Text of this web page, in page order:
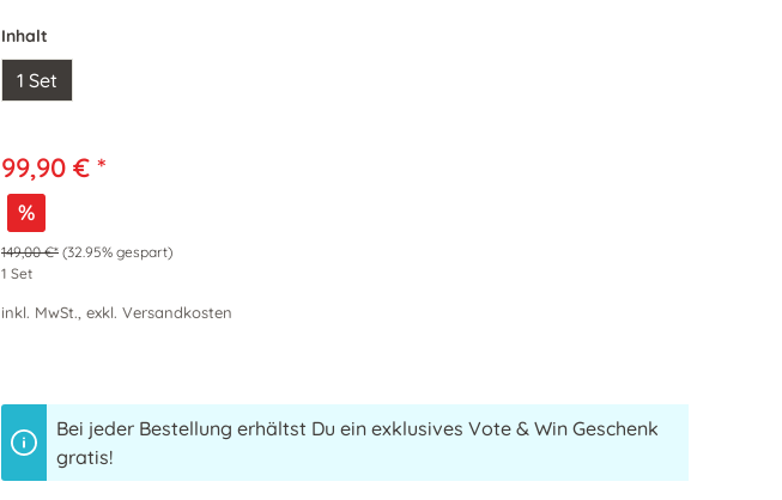
Inhalt
1 Set
99,90 € *
%
149,00 €* (32.95% gespart)
1 Set
inkl. MwSt., exkl. Versandkosten
Bei jeder Bestellung erhältst Du ein exklusives Vote & Win Geschenk
gratis!